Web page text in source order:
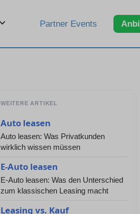
Partner Events
WEITERE ARTIKEL
Auto leasen
Auto leasen: Was Privatkunden
wirklich wissen müssen
E-Auto leasen
E-Auto leasen: Was den Unterschied
zum klassischen Leasing macht
Leasing vs. Kauf